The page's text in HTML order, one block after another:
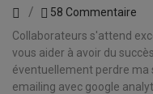
58 Commentaire
Collaborateurs s'attend
vous aider à avoir du
éventuellement perdre ma
emailing avec google